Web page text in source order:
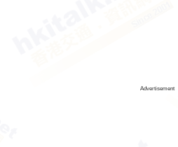
Advertisement